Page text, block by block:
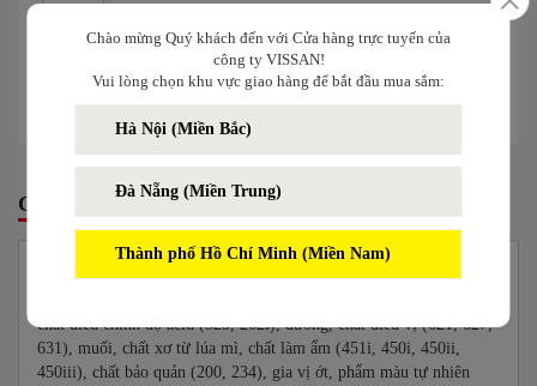
Chào mừng Quý khách đến với Cửa hàng trực tuyến của
công ty VISSAN!
Vui lòng chọn khu vực giao hàng để bắt đầu mua sắm:
Hà Nội (Miền Bắc)
Đà Nẵng (Miền Trung)
Thành phố Hồ Chí Minh (Miền Nam)
Thêm vào giỏ
CHI TIẾT
XX HOTDOG WOW! VỊ CAY
chất điều chỉnh độ acid (325, 262i), đường, chất điều vị (621, 627,
631), muối, chất xơ từ lúa mì, chất làm ẩm (451i, 450i, 450ii,
450iii), chất bảo quản (200, 234), gia vị ớt, phẩm màu tự nhiên
ĐÁNH GIÁ SẢN PHẨM